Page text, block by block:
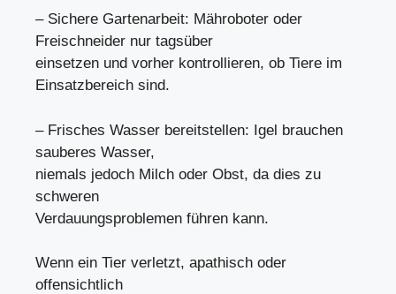
– Sichere Gartenarbeit: Mähroboter oder
Freischneider nur tagsüber
einsetzen und vorher kontrollieren, ob Tiere im
Einsatzbereich sind.
– Frisches Wasser bereitstellen: Igel brauchen
sauberes Wasser,
niemals jedoch Milch oder Obst, da dies zu
schweren
Verdauungsproblemen führen kann.
Wenn ein Tier verletzt, apathisch oder
offensichtlich